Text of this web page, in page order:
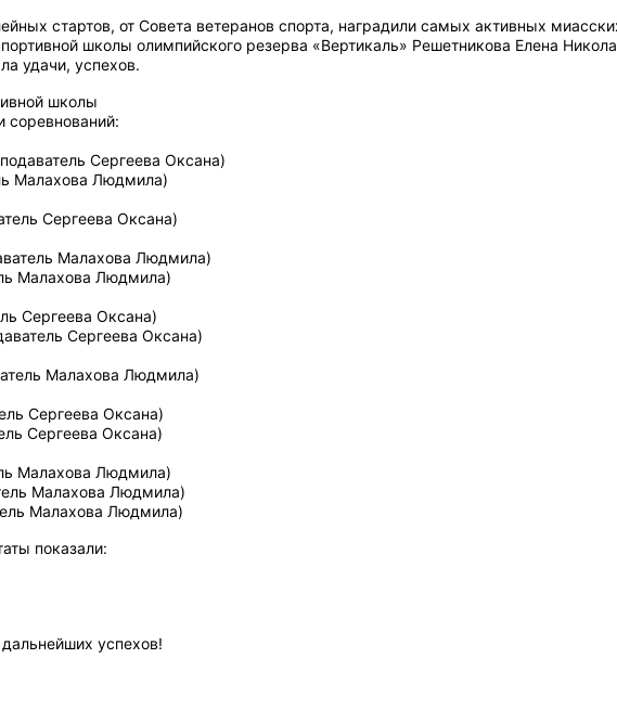
стартов, от Совета ветеранов спорта, наградили самых активных
школы олимпийского резерва «Вертикаль» Решетникова Елена
удачи, успехов.
школы
соревнований:
Сергеева Оксана)
Малахова Людмила)
Сергеева Оксана)
Малахова Людмила)
Малахова Людмила)
Сергеева Оксана)
Сергеева Оксана)
Малахова Людмила)
Сергеева Оксана)
Сергеева Оксана)
Малахова Людмила)
Малахова Людмила)
Малахова Людмила)
показали:
успехов!